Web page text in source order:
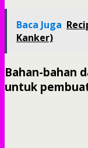
Baca Juga
Kanker)
Bahan-bahan
untuk